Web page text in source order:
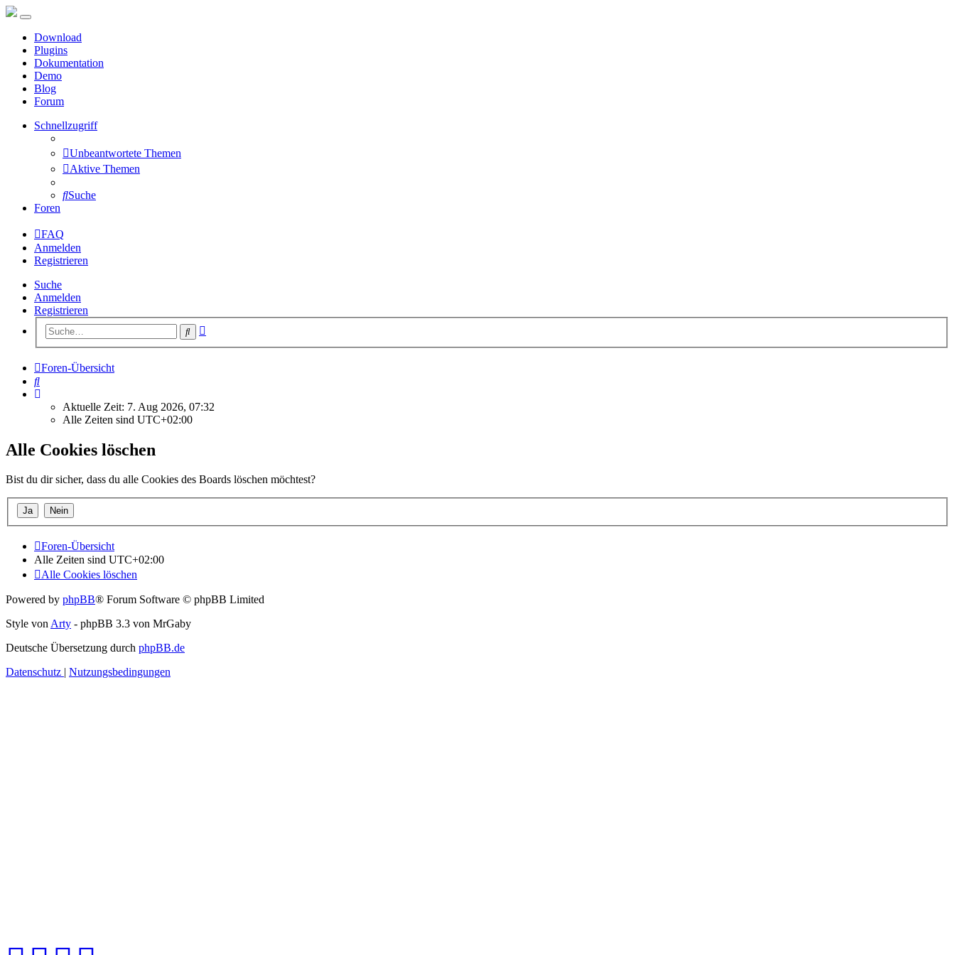
Download
Plugins
Dokumentation
Demo
Blog
Forum
Schnellzugriff
Unbeantwortete Themen
Aktive Themen
Suche
Foren
FAQ
Anmelden
Registrieren
Suche
Anmelden
Registrieren
Suche
Foren-Übersicht
Suche
Aktuelle Zeit: 7. Aug 2026, 07:32
Alle Zeiten sind UTC+02:00
Alle Cookies löschen
Bist du dir sicher, dass du alle Cookies des Boards löschen möchtest?
Foren-Übersicht
Alle Zeiten sind UTC+02:00
Alle Cookies löschen
Powered by phpBB® Forum Software © phpBB Limited
Style von Arty - phpBB 3.3 von MrGaby
Deutsche Übersetzung durch phpBB.de
Datenschutz | Nutzungsbedingungen